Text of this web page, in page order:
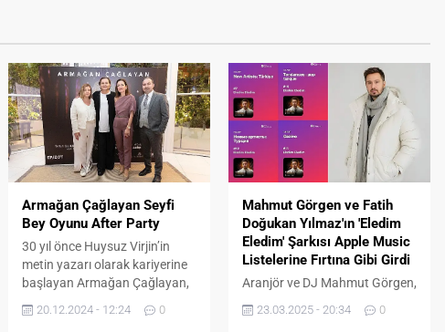
Armağan Çağlayan Seyfi
Bey Oyunu After Party
30 yıl önce Huysuz Virjin’in
metin yazarı olarak kariyerine
başlayan Armağan Çağlayan,
ustasına saygı olarak hayat
verdiği ve kapalı gişe oynayan
20.12.2024 - 12:24 0
Mahmut Görgen ve Fatih
Doğukan Yılmaz'ın 'Eledim
Eledim' Şarkısı Apple Music
Listelerine Fırtına Gibi Girdi
Aranjör ve DJ Mahmut Görgen,
Universal Vibes albümünün
çıkış şarkısı “Eledim Eledim” ile
23.03.2025 - 20:34 0